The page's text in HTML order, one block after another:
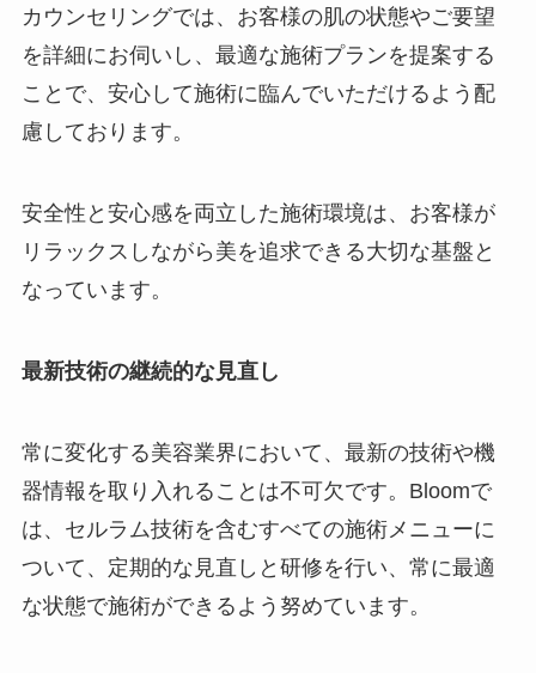
カウンセリングでは、お客様の肌の状態やご要望
を詳細にお伺いし、最適な施術プランを提案する
ことで、安心して施術に臨んでいただけるよう配
慮しております。
安全性と安心感を両立した施術環境は、お客様が
リラックスしながら美を追求できる大切な基盤と
なっています。
最新技術の継続的な見直し
常に変化する美容業界において、最新の技術や機
器情報を取り入れることは不可欠です。Bloomで
は、セルラム技術を含むすべての施術メニューに
ついて、定期的な見直しと研修を行い、常に最適
な状態で施術ができるよう努めています。